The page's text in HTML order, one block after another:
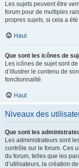
Les sujets peuvent être
forum pour de multiples
propres sujets, si cela a
Haut
Que sont les icônes de
Les icônes de sujet sont
d’illustrer le contenu de
fonctionnalité.
Haut
Niveaux des
Que sont les
Les administrateurs sont
contrôle sur le forum. Ces
du forum, telles que les
d’utilisateurs, la création